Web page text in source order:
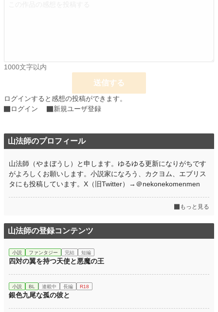
月間ポイント 0 pt (228,743 位)
累計ポイント 2,447 pt (156,616 位)
1000文字以内
送信する
ログインすると感想の投稿ができます。
ログイン
新規ユーザ登録
山法師のプロフィール
山法師（やまぼうし）と申します。ゆるゆる更新になりがちです
がよろしくお願いします。小説家になろう、カクヨム、エブリス
タにも投稿しています。X（旧Twitter）→＠nekonekomenmen
もっと見る
山法師の登録コンテンツ
小説 ファンタジー 完結 短編
四対の翼を持つ天使と悪魔の王
小説 BL 連載中 長編 R18
銀色九尾な孤の彼と